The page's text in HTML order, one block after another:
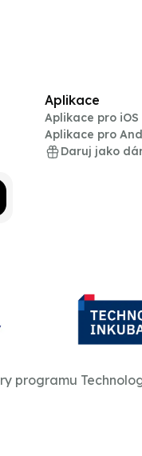
Aplikace
Aplikace pro iOS
Aplikace pro
Daruj jako
programu